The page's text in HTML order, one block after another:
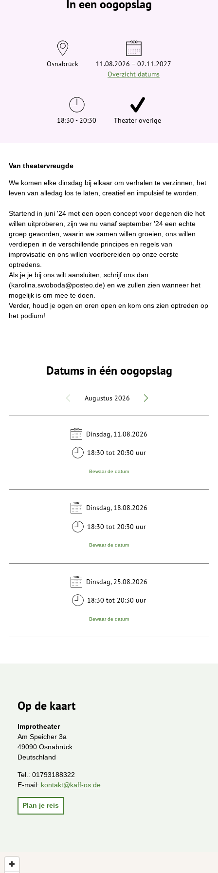
i
e
e
In een oogopslag
Osnabrück
11.08.2026 – 02.11.2027
Overzicht datums
18:30 - 20:30 Theater overige
Van theatervreugde
We komen elke dinsdag bij elkaar om verhalen te verzinnen, het
leven van alledag los te laten, creatief en impulsief te worden.
Startend in juni '24 met een open concept voor degenen die het
willen uitproberen, zijn we nu vanaf september '24 een echte
groep geworden, waarin we samen willen groeien, ons willen
verdiepen in de verschillende principes en regels van
improvisatie en ons willen voorbereiden op onze eerste
optredens.
Als je je bij ons wilt aansluiten, schrijf ons dan
(karolina.swoboda@posteo.de) en we zullen zien wanneer het
mogelijk is om mee te doen.
Verder, houd je ogen en oren open en kom ons zien optreden op
het podium!
Datums in één oogopslag
Augustus 2026
Dinsdag, 11.08.2026
18:30 tot 20:30 uur
Bewaar de datum
Dinsdag, 18.08.2026
18:30 tot 20:30 uur
Bewaar de datum
Dinsdag, 25.08.2026
18:30 tot 20:30 uur
Bewaar de datum
Op de kaart
Improtheater
Am Speicher 3a
49090 Osnabrück
Deutschland
Tel.: 01793188322
E-mail: kontakt@kaff-os.de
Plan je reis